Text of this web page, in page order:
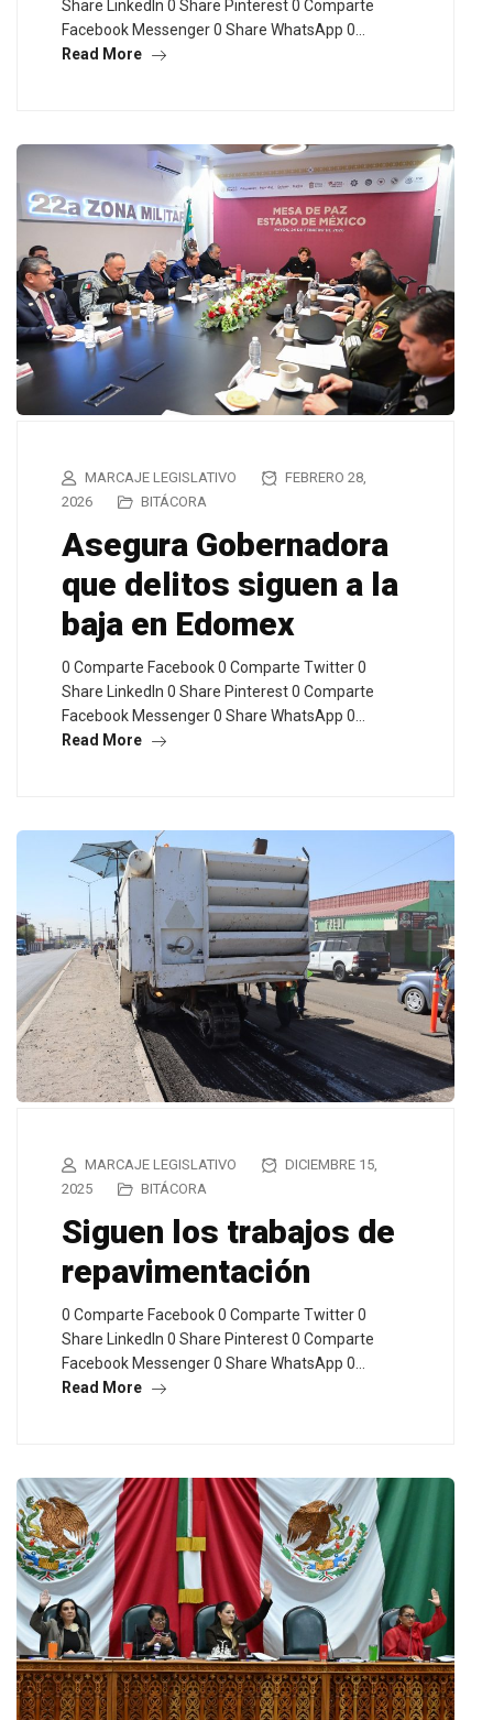
Share LinkedIn 0 Share Pinterest 0 Comparte
Facebook Messenger 0 Share WhatsApp 0…
Read More
MARCAJE LEGISLATIVO
FEBRERO 28,
2026
BITÁCORA
Asegura Gobernadora
que delitos siguen a la
baja en Edomex
0 Comparte Facebook 0 Comparte Twitter 0
Share LinkedIn 0 Share Pinterest 0 Comparte
Facebook Messenger 0 Share WhatsApp 0…
Read More
MARCAJE LEGISLATIVO
DICIEMBRE 15,
2025
BITÁCORA
Siguen los trabajos de
repavimentación
0 Comparte Facebook 0 Comparte Twitter 0
Share LinkedIn 0 Share Pinterest 0 Comparte
Facebook Messenger 0 Share WhatsApp 0…
Read More